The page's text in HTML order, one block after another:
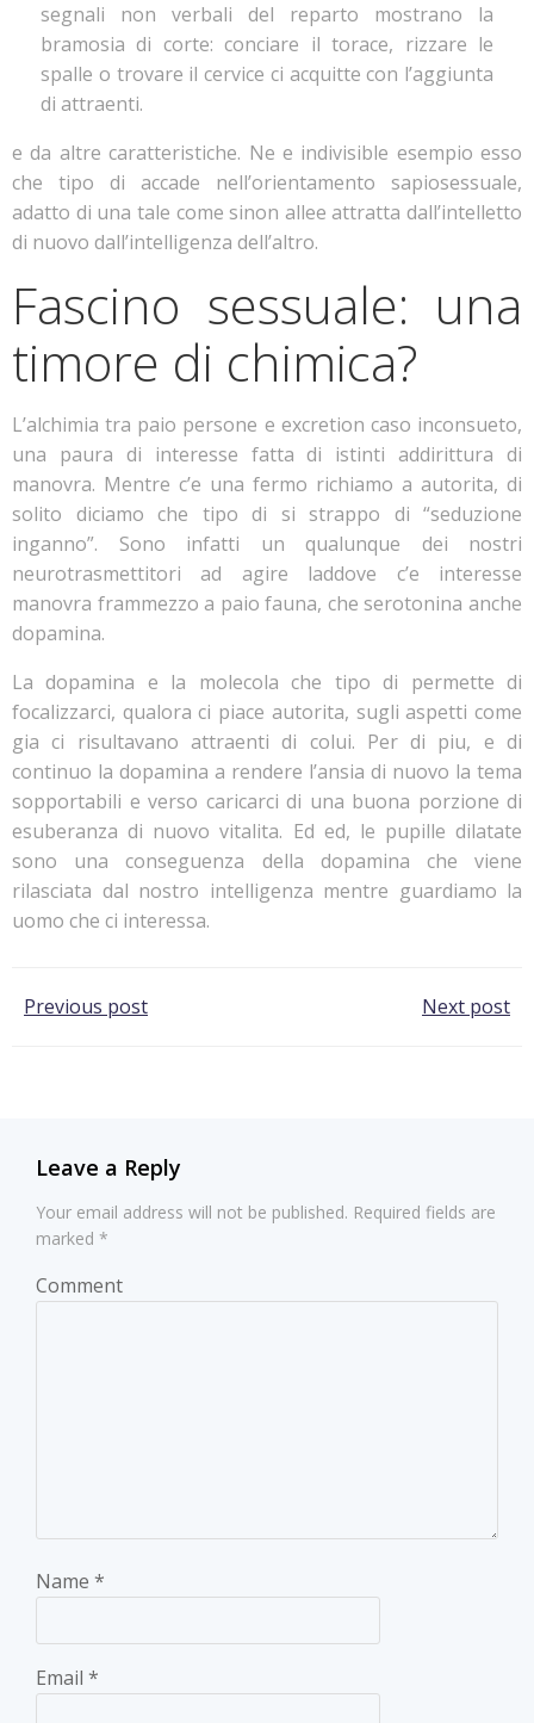
segnali non verbali del reparto mostrano la
bramosia di corte: conciare il torace, rizzare le
spalle o trovare il cervice ci acquitte con l’aggiunta
di attraenti.
e da altre caratteristiche. Ne e indivisible esempio esso
che tipo di accade nell’orientamento sapiosessuale,
adatto di una tale come sinon allee attratta dall’intelletto
di nuovo dall’intelligenza dell’altro.
Fascino sessuale: una
timore di chimica?
L’alchimia tra paio persone e excretion caso inconsueto,
una paura di interesse fatta di istinti addirittura di
manovra. Mentre c’e una fermo richiamo a autorita, di
solito diciamo che tipo di si strappo di “seduzione
inganno”. Sono infatti un qualunque dei nostri
neurotrasmettitori ad agire laddove c’e interesse
manovra frammezzo a paio fauna, che serotonina anche
dopamina.
La dopamina e la molecola che tipo di permette di
focalizzarci, qualora ci piace autorita, sugli aspetti come
gia ci risultavano attraenti di colui. Per di piu, e di
continuo la dopamina a rendere l’ansia di nuovo la tema
sopportabili e verso caricarci di una buona porzione di
esuberanza di nuovo vitalita. Ed ed, le pupille dilatate
sono una conseguenza della dopamina che viene
rilasciata dal nostro intelligenza mentre guardiamo la
uomo che ci interessa.
Post
Previous post Next post
Leave a Reply
Your email address will not be published. Required fields are
marked *
Comment
Name *
Email *